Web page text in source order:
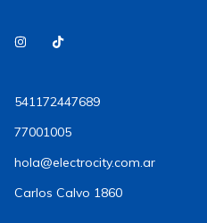
541172447689
77001005
hola@electrocity.com.ar
Carlos Calvo 1860